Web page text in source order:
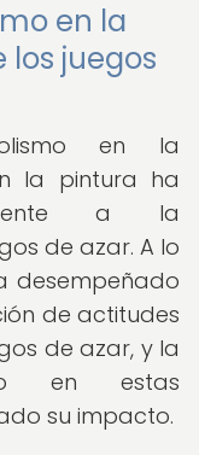
en la
juegos
en la
la pintura ha
a la
de azar. A lo
desempeñado
de actitudes
de azar, y la
en estas
su impacto.